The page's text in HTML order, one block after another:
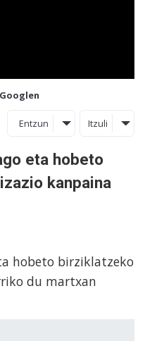
Entzun Itzuli
eta hobeto
kanpaina
hobeto birziklatzeko
du martxan